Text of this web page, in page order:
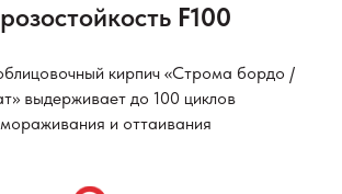
F100
кирпич «Строма бордо /
выдерживает до 100 циклов
и оттаивания